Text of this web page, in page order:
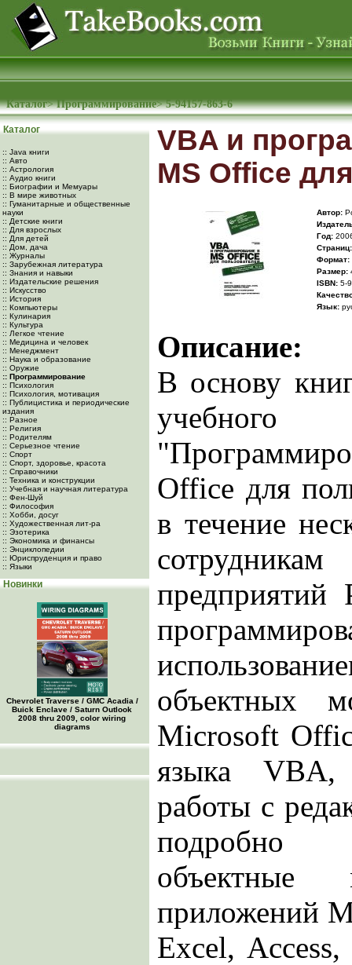
Каталог>Программирование>5-94157-863-6
Каталог
:: Java книги
:: Авто
:: Астрология
:: Аудио книги
:: Биографии и Мемуары
:: В мире животных
:: Гуманитарные и общественные
науки
:: Детские книги
:: Для взрослых
:: Для детей
:: Дом, дача
:: Журналы
:: Зарубежная литература
:: Знания и навыки
:: Издательские решения
:: Искусство
:: История
:: Компьютеры
:: Кулинария
:: Культура
:: Легкое чтение
:: Медицина и человек
:: Менеджмент
:: Наука и образование
:: Оружие
:: Программирование
:: Психология
:: Психология, мотивация
:: Публицистика и периодические
издания
:: Разное
:: Религия
:: Родителям
:: Серьезное чтение
:: Спорт
:: Спорт, здоровье, красота
:: Справочники
:: Техника и конструкции
:: Учебная и научная литература
:: Фен-Шуй
:: Философия
:: Хобби, досуг
:: Художественная лит-ра
:: Эзотерика
:: Экономика и финансы
:: Энциклопедии
:: Юриспруденция и право
:: Языки
Новинки
Chevrolet Traverse / GMC Acadia /
Buick Enclave / Saturn Outlook
2008 thru 2009, color wiring
diagrams
VBA и
MS Office
Автор:
Год:
Cтраниц:
Формат:
Размер:
ISBN: 5-
Язык:
Описание:
В основу
Office для
в течение
предприятий
объектных
Microsoft
языка
работы с
подробно
объектные
приложений
Excel,